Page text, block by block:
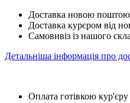
Доставка новою поштою
Доставка курєром від
Самовивіз із нашого
Детальніша інформація про
Оплата готівкою кур'єру